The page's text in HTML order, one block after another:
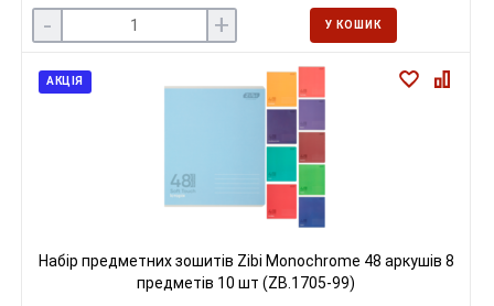
- + У КОШИК
АКЦІЯ
Набір предметних зошитів Zibi Monochrome 48 аркушів 8
предметів 10 шт (ZB.1705-99)